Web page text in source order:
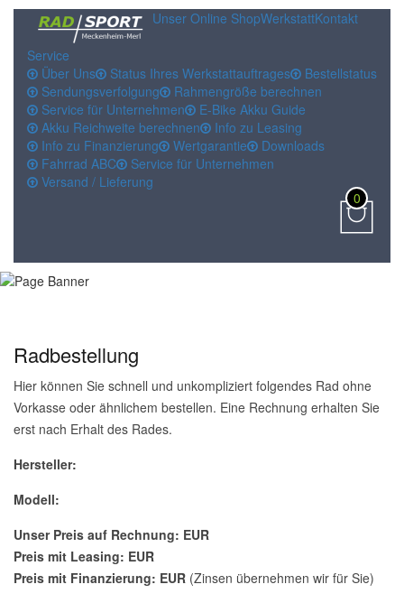
Unser Online ShopWerkstattKontakt
Service
Über Uns
Status Ihres Werkstattauftrages
Bestellstatus
Sendungsverfolgung
Rahmengröße berechnen
Service für Unternehmen
E-Bike Akku Guide
Akku Reichweite berechnen
Info zu Leasing
Info zu Finanzierung
Wertgarantie
Downloads
Fahrrad ABC
Service für Unternehmen
Versand / Lieferung
0
Radbestellung
Hier können Sie schnell und unkompliziert folgendes Rad ohne
Vorkasse oder ähnlichem bestellen. Eine Rechnung erhalten Sie
erst nach Erhalt des Rades.
Hersteller:
Modell:
Unser Preis auf Rechnung: EUR
Preis mit Leasing: EUR
Preis mit Finanzierung: EUR (Zinsen übernehmen wir für Sie)